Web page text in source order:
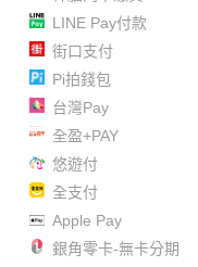
LINE Pay付款
街口支付
Pi拍錢包
台灣Pay
全盈+PAY
悠遊付
全支付
Apple Pay
銀角零卡-無卡分期